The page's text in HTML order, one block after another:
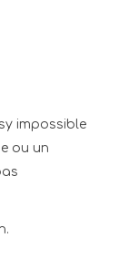
impossible
ou un